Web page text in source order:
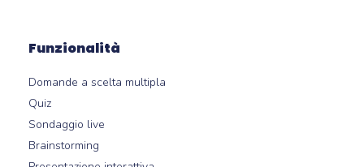
Funzionalità
Domande a scelta multipla
Quiz
Sondaggio live
Brainstorming